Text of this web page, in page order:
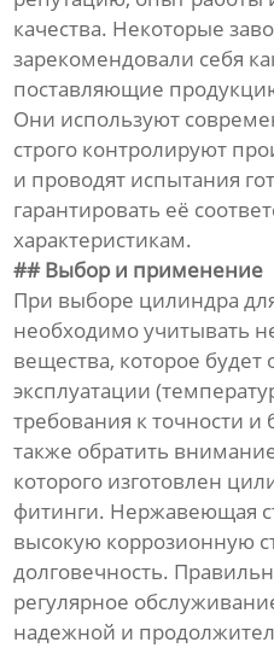
качества. Некоторые
зарекомендовали себя
поставляющие
Они используют
строго контролируют
и проводят испытания
гарантировать её
характеристикам.
## Выбор и применение
При выборе цилиндра
необходимо учитывать
вещества, которое будет
эксплуатации
требования к точности
также обратить
которого изготовлен
фитинги. Нержавеющая
высокую коррозионную
долговечность.
регулярное
надежной и